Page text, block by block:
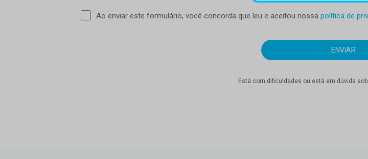
Ao enviar este formulário, você concorda que leu e aceitou nossa política de
Está com dificuldades ou está em dúvida